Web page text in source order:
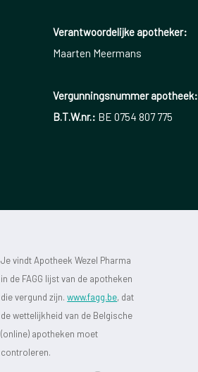
Verantwoordelijke apotheker:
Maarten Meermans
Vergunningsnummer apotheek:
B.T.W.nr.: BE 0754 807 775
Je vindt Apotheek Wezel Pharma
in de FAGG lijst van de apotheken
die vergund zijn.www.fagg.be, dat
de wettelijkheid van de Belgische
(online) apotheken moet
controleren.